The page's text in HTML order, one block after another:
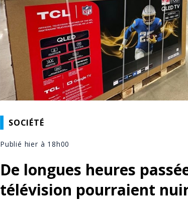
SOCIÉTÉ
Publié hier à 18h00
De longues heures
télévision pourraient